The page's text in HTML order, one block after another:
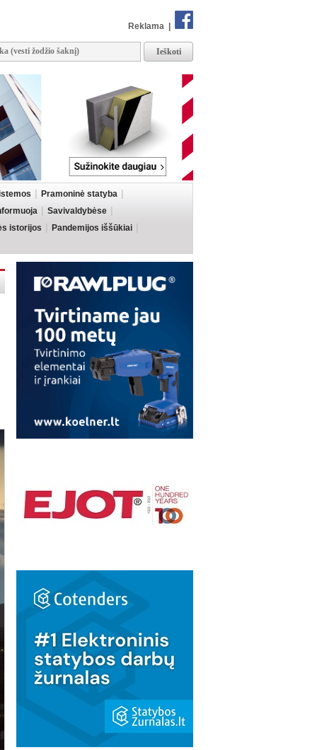
Reklama
Pramoninė statyba
Savivaldybėse
istorijos
Pandemijos iššūkiai